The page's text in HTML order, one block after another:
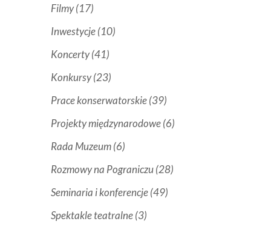
Filmy(17)
Inwestycje(10)
Koncerty(41)
Konkursy(23)
Prace konserwatorskie(39)
Projekty międzynarodowe(6)
Rada Muzeum(6)
Rozmowy na Pograniczu(28)
Seminaria i konferencje(49)
Spektakle teatralne(3)